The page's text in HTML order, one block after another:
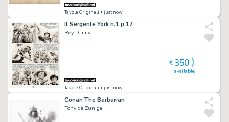
Tavole Originali • just now
Il Sergente York n.1 p.17
Roy D'amy
Tavole Originali • just now
available
€350
Conan The Barbarian
Tony de Zuniga